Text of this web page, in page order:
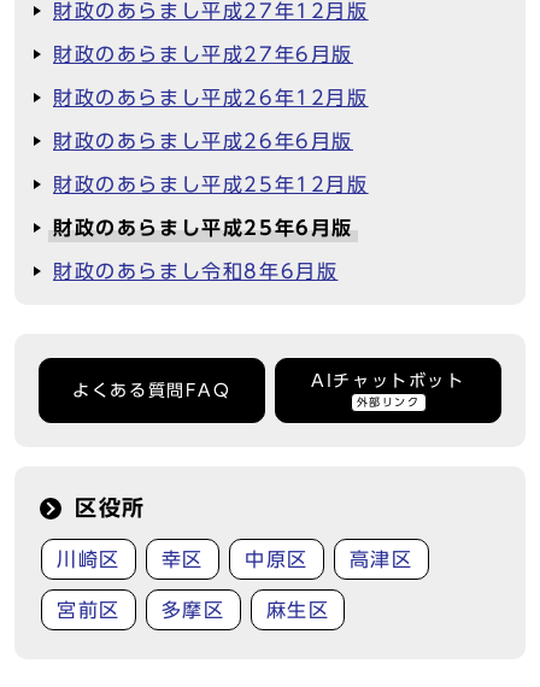
財政のあらまし平成27年12月版
財政のあらまし平成27年6月版
財政のあらまし平成26年12月版
財政のあらまし平成26年6月版
財政のあらまし平成25年12月版
財政のあらまし平成25年6月版
財政のあらまし令和8年6月版
よくある質問FAQ
AIチャットボット
外部リンク
区役所
川崎区 幸区 中原区 高津区
宮前区 多摩区 麻生区